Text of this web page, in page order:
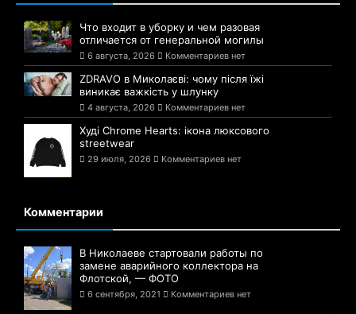
Что входит в уборку и чем разовая
отличается от генеральной могилы
6 августа, 2026 Комментариев нет
ZDRAVO в Миколаєві: чому після їжі
виникає важкість у шлунку
4 августа, 2026 Комментариев нет
Худі Chrome Hearts: ікона люксового
streetwear
29 июля, 2026 Комментариев нет
Комментарии
В Николаеве стартовали работы по
замене аварийного коллектора на
Флотской, — ФОТО
6 сентября, 2021 Комментариев нет